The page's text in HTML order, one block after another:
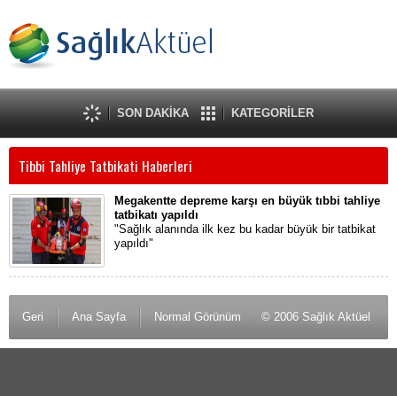
SON DAKİKA KATEGORİLER
Tibbi Tahliye Tatbikati Haberleri
Megakentte depreme karşı en büyük tıbbi tahliye
tatbikatı yapıldı
"Sağlık alanında ilk kez bu kadar büyük bir tatbikat
yapıldı"
Geri Ana Sayfa Normal Görünüm © 2006 Sağlık Aktüel